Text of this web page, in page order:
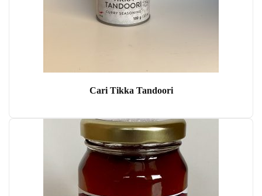
Cari Tikka Tandoori